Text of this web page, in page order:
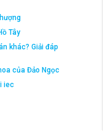
Tây
khác? Giải đáp
của Đảo Ngọc
iec